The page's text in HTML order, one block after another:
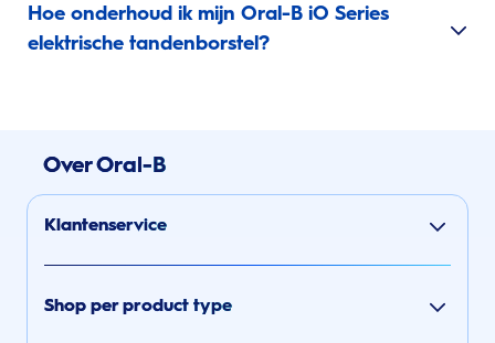
Hoe onderhoud ik mijn Oral-B iO Series
elektrische tandenborstel?
Over Oral-B
Klantenservice
Shop per product type